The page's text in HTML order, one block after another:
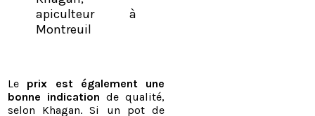
apiculteur à
Montreuil
​Le
prix est également une
bonne indication de qualité,
selon Khagan. Si un pot de